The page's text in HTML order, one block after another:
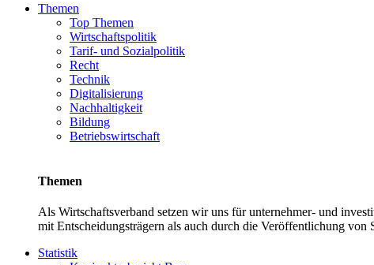
Themen
Top Themen
Wirtschaftspolitik
Tarif- und Sozialpolitik
Recht
Technik
Digitalisierung
Nachhaltigkeit
Bildung
Betriebswirtschaft
Themen
Als Wirtschaftsverband setzen wir uns für unternehmer- und
mit Entscheidungsträgern als auch durch die Veröffentlichung
Statistik